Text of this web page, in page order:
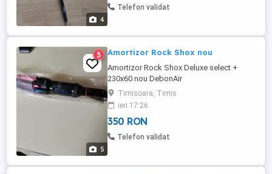
4
Telefon validat
5
3 Amortizor Rock Shox nou
Amortizor Rock Shox Deluxe select +
230x60 nou DebonAir
Timisoara, Timis
ieri 17:26
350 RON
Telefon validat